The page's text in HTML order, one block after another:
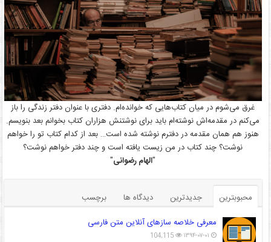
غرق می‌شوم در میان کتاب‌هایی که خوانده‌ام. دفتری با عنوان دفتر زندگی را باز
می‌کنم در مقدمه‌اش نوشته‌ام باید برای نوشتنش هزاران کتاب بخوانم بعد بنویسم.
هنوز هم همان مقدمه در دفترم نوشته شده است… بعد از کدام کتاب تو را خواهم
نوشت؟ چند کتاب در من زیست یافته است و چند دفتر خواهم نوشت؟
"الهام رضوانی"
محبوبترین جدیدترین دیدگاه ها
برچسب
معرفی خلاصه سازهای آنلاین متن فارسی
۱۳۹۴-۰۷-۰۱ 104,115